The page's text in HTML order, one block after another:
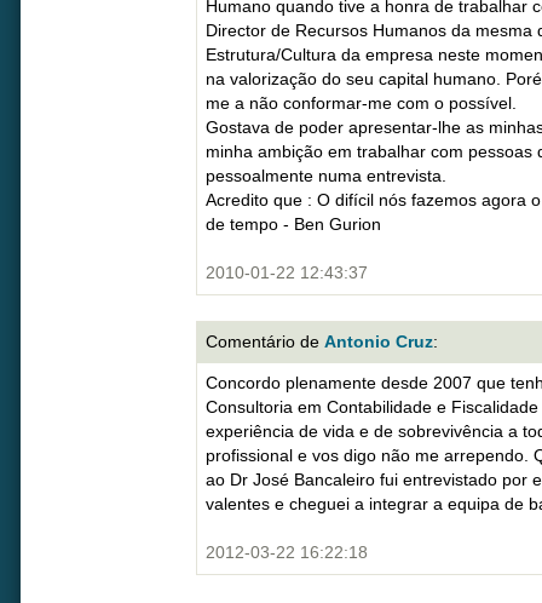
Humano quando tive a honra de trabalhar
Director de Recursos Humanos da mesma
Estrutura/Cultura da empresa neste
na valorização do seu capital humano.
me a não conformar-me com o possível.
Gostava de poder apresentar-lhe as
minha ambição em trabalhar com pessoas
pessoalmente numa entrevista.
Acredito que : O difícil nós fazemos agora
de tempo - Ben Gurion
2010-01-22 12:43:37
Comentário de Antonio Cruz:
Concordo plenamente desde 2007 que
Consultoria em Contabilidade e
experiência de vida e de sobrevivência a
profissional e vos digo não me arrependo.
ao Dr José Bancaleiro fui entrevistado por
valentes e cheguei a integrar a equipa de
2012-03-22 16:22:18